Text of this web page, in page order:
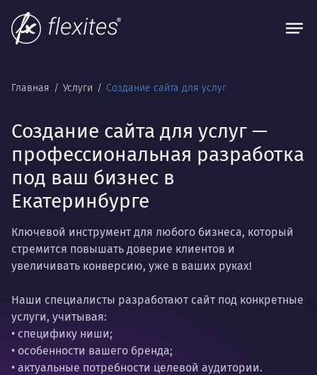
Главная Услуги Создание сайта для услуг
Создание сайта для услуг —
профессиональная разработка
под ваш бизнес в
Екатеринбурге
Ключевой инструмент для любого бизнеса, который
стремится повышать доверие клиентов и
увеличивать конверсию, уже в ваших руках!
Наши специалисты разработают сайт под конкретные
услуги, учитывая:
• специфику ниши;
• особенности вашего бренда;
• актуальные потребности целевой аудитории.